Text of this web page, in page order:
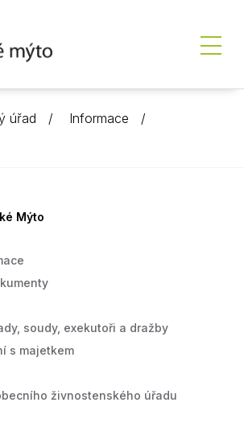
úřad
Informace
Mýto
soudy, exekutoři a dražby
s majetkem
živnostenského úřadu